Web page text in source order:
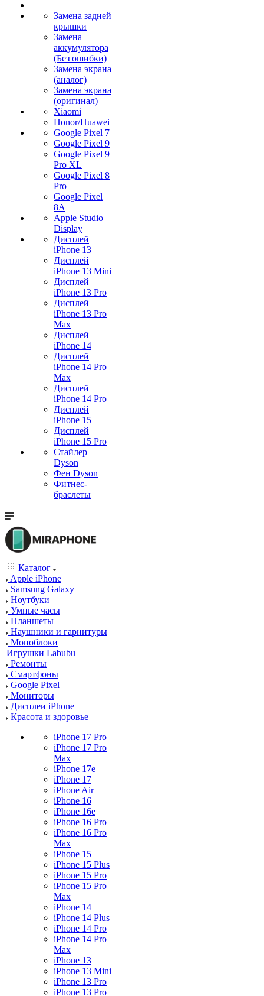
Замена задней
крышки
Замена
аккумулятора
(Без ошибки)
Замена экрана
(аналог)
Замена экрана
(оригинал)
Xiaomi
Honor/Huawei
Google Pixel 7
Google Pixel 9
Google Pixel 9
Pro XL
Google Pixel 8
Pro
Google Pixel
8A
Apple Studio
Display
Дисплей
iPhone 13
Дисплей
iPhone 13 Mini
Дисплей
iPhone 13 Pro
Дисплей
iPhone 13 Pro
Max
Дисплей
iPhone 14
Дисплей
iPhone 14 Pro
Max
Дисплей
iPhone 14 Pro
Дисплей
iPhone 15
Дисплей
iPhone 15 Pro
Стайлер
Dyson
Фен Dyson
Фитнес-
браслеты
Каталог
Apple iPhone
Samsung Galaxy
Ноутбуки
Умные часы
Планшеты
Наушники и гарнитуры
Моноблоки
Игрушки Labubu
Ремонты
Смартфоны
Google Pixel
Мониторы
Дисплеи iPhone
Красота и здоровье
iPhone 17 Pro
iPhone 17 Pro
Max
iPhone 17e
iPhone 17
iPhone Air
iPhone 16
iPhone 16e
iPhone 16 Pro
iPhone 16 Pro
Max
iPhone 15
iPhone 15 Plus
iPhone 15 Pro
iPhone 15 Pro
Max
iPhone 14
iPhone 14 Plus
iPhone 14 Pro
iPhone 14 Pro
Max
iPhone 13
iPhone 13 Mini
iPhone 13 Pro
iPhone 13 Pro